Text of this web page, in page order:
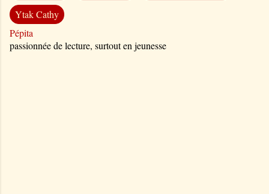
Ytak Cathy
Pépita
passionnée de lecture, surtout en jeunesse